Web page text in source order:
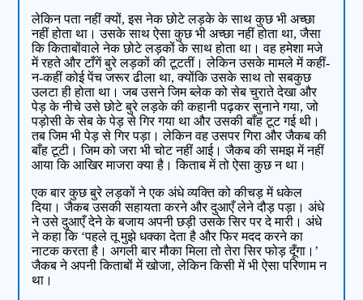
लेकिन पता नहीं क्यों, इस नेक छोटे लड़के के साथ कुछ भी अच्छा
नहीं होता था। उसके साथ ऐसा कुछ भी अच्छा नहीं होता था, जैसा
कि किताबोंवाले नेक छोटे लड़कों के साथ होता था। वह हमेशा मजे
में रहते और टाँगें बुरे लड़कों की टूटतीं। लेकिन उसके मामले में कहीं-
न-कहीं कोई पेंच जरूर ढीला था, क्योंकि उसके साथ तो सबकुछ
उलटा ही होता था। जब उसने जिम ब्लेक को सेब चुराते देखा और
पेड़ के नीचे उसे छोटे बुरे लड़के की कहानी पढ़कर सुनाने गया, जो
पड़ोसी के सेब के पेड़ से गिर गया था और उसकी बाँह टूट गई थी।
तब जिम भी पेड़ से गिर पड़ा। लेकिन वह उसपर गिरा और जैकब की
बाँह टूटी। जिम को जरा भी चोट नहीं आई। जैकब की समझ में नहीं
आया कि आखिर माजरा क्या है। किताब में तो ऐसा कुछ न था।
एक बार कुछ बुरे लड़कों ने एक अंधे व्यक्ति को कीचड़ में धकेल
दिया। जैकब उसकी सहायता करने और दुआएँ लेने दौड़ पड़ा। अंधे
ने उसे दुआएँ देने के बजाय अपनी छड़ी उसके सिर पर दे मारी। अंधे
ने कहा कि ‘पहले तू मुझे धक्का देता है और फिर मदद करने का
नाटक करता है। अगली बार मौका मिला तो तेरा सिर फोड़ दूँगा।’
जैकब ने अपनी किताबों में खोजा, लेकिन किसी में भी ऐसा परिणाम न
था।